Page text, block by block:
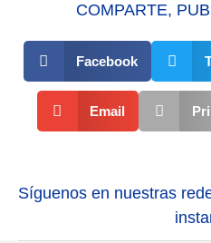
COMPARTE,
Facebook
Email
Síguenos en nuestras